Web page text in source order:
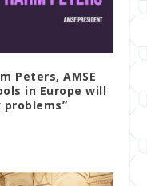
Peters, AMSE
in Europe will